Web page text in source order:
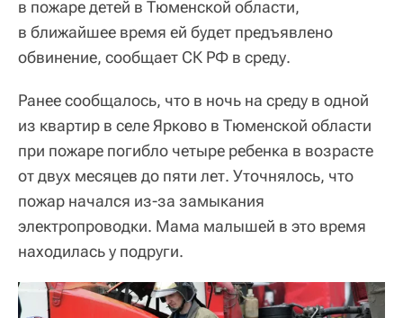
в пожаре детей в Тюменской области,
в ближайшее время ей будет предъявлено
обвинение, сообщает СК РФ в среду.
Ранее сообщалось, что в ночь на среду в одной
из квартир в селе Ярково в Тюменской области
при пожаре погибло четыре ребенка в возрасте
от двух месяцев до пяти лет. Уточнялось, что
пожар начался из-за замыкания
электропроводки. Мама малышей в это время
находилась у подруги.